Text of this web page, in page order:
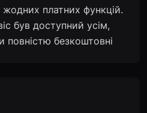
платних функцій.
був доступний усім,
повністю безкоштовні